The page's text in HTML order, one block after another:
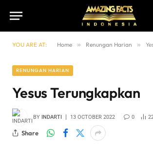
YOU ARE AT: Home » Renungan Harian »
RENUNGAN HARIAN
Yesus Terungkapkan
BY INDARTI 13 OCTOBER 2022 0
Share